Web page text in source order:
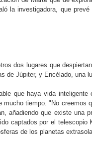
la investigadora, que
dos lugares que
de Júpiter, y Encélado, una
que haya vida
mucho tiempo. "No creemos
añadiendo que existe una
captados por el telescopio
de los planetas